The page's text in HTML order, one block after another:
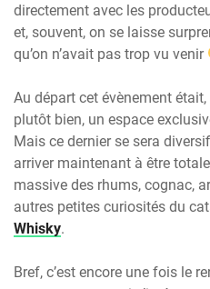
directement avec les
et, souvent, on se laisse
qu’on n’avait pas trop vu venir
Au départ cet évènement
plutôt bien, un espace
Mais ce dernier se sera
arriver maintenant à être
massive des rhums, cognac,
autres petites curiosités du
Whisky.
Bref, c’est encore une fois le